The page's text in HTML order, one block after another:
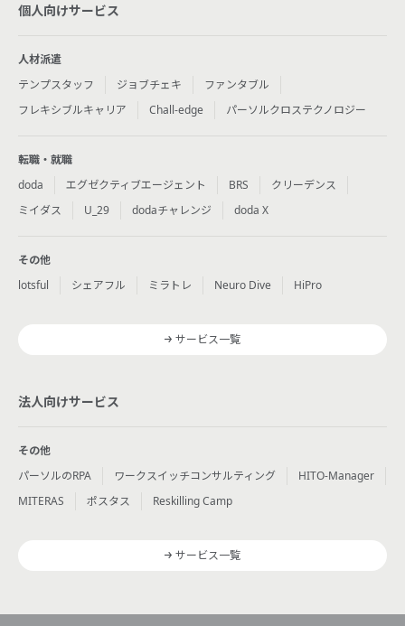
個人向けサービス
人材派遣
テンプスタッフ
ジョブチェキ
ファンタブル
フレキシブルキャリア
Chall-edge パーソルクロステクノロジー
転職・就職
doda
エグゼクティブエージェント BRS
クリーデンス
ミイダス
U_29 dodaチャレンジ doda X
その他
lotsful
シェアフル ミラトレ Neuro Dive HiPro
サービス一覧
法人向けサービス
その他
パーソルのRPA
ワークスイッチコンサルティング
HITO-Manager
MITERAS
ポスタス Reskilling Camp
サービス一覧